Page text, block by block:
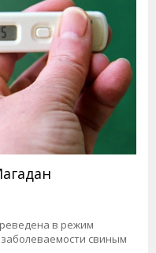
в режим
свиным